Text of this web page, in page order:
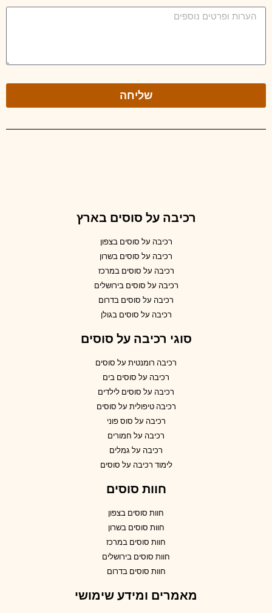
שליחה
רכיבה על סוסים בארץ
רכיבה על סוסים בצפון
רכיבה על סוסים בשרון
רכיבה על סוסים במרכז
רכיבה על סוסים בירושלים
רכיבה על סוסים בדרום
רכיבה על סוסים בגולן
סוגי רכיבה על סוסים
רכיבה רומנטית על סוסים
רכיבה על סוסים בים
רכיבה על סוסים לילדים
רכיבה טיפולית על סוסים
רכיבה על סוס פוני
רכיבה על חמורים
רכיבה על גמלים
לימוד רכיבה על סוסים
חוות סוסים
חוות סוסים בצפון
חוות סוסים בשרון
חוות סוסים במרכז
חוות סוסים בירושלים
חוות סוסים בדרום
מאמרים ומידע שימושי